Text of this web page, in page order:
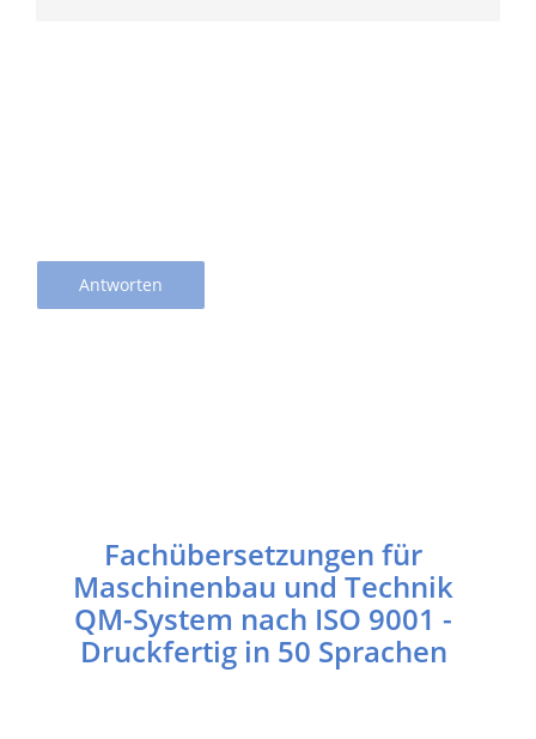
Antworten
Fachübersetzungen für
Maschinenbau und Technik
QM-System nach ISO 9001 -
Druckfertig in 50 Sprachen